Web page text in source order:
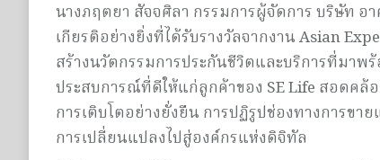
นางภฤตยา สัจจศิลา กรรมการผู้จัดการ บริษัท อ
เกียรติอย่างยิ่งที่ได้รับรางวัลจากงาน Asian
สร้างนวัตกรรมการประกันชีวิตและบริการที่มาพ
ประสบการณ์ที่ดีให้แก่ลูกค้าของ SE Life สอดค
การเติบโตอย่างยั่งยืน การปฏิรูปช่องทางการข
การเปลี่ยนแปลงไปสู่องค์กรแห่งดิจิทัล